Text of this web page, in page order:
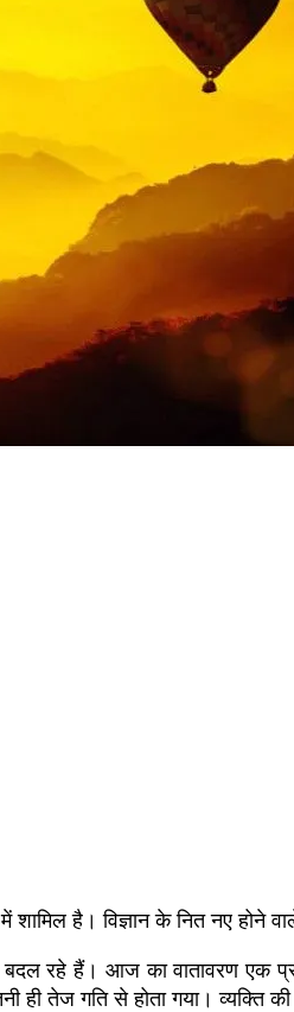
है। विज्ञान के नित नए होने
रहे हैं। आज का वातावरण एक
गति से होता गया। व्यक्ति की